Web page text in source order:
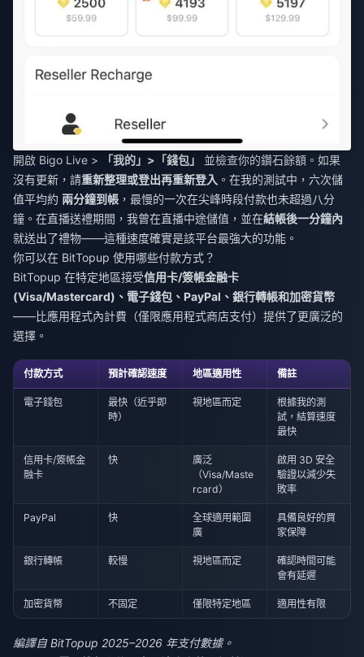
開啟 Bigo Live > 「我的」>「錢包」
並檢查你的鑽石餘額。如果
沒有更新，請重新整理或登出再重新登入 。在我的測試中，六次儲
值平均約 兩分鐘到帳 ，最慢的一次在尖峰時段付款也未超過八分
鐘。在直播送禮期間，我曾在直播中途儲值，並在結帳後一分鐘內
就送出了禮物——這種速度確實是該平台最強大的功能。
你可以在 BitTopup 使用哪些付款方式？
BitTopup 在特定地區接受信用卡/簽帳金融卡
(Visa/Mastercard)、電子錢包、PayPal、銀行轉帳和加密貨幣
——比應用程式內計費（僅限應用程式商店支付）提供了更廣泛的
選擇。
付款方式 預計確認速度 地區適用性 備註
電子錢包
最快（近乎即
時）
視地區而定
根據我的測
試，結算速度
最快
信用卡/簽帳金
融卡
快
廣泛
（Visa/Maste
rcard）
啟用 3D 安全
驗證以減少失
敗率
PayPal 快
全球適用範圍
廣
具備良好的買
家保障
銀行轉帳 較慢 視地區而定
確認時間可能
會有延遲
加密貨幣 不固定 僅限特定地區 適用性有限
編譯自 BitTopup 2025–2026 年支付數據。